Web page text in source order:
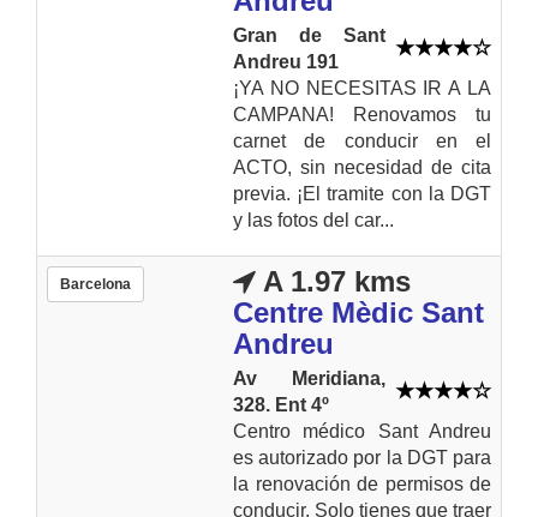
Gran de Sant
Andreu 191
¡YA NO NECESITAS IR A LA
CAMPANA! Renovamos tu
carnet de conducir en el
ACTO, sin necesidad de cita
previa. ¡El tramite con la DGT
y las fotos del car...
Barcelona
A 1.97 kms
Centre Mèdic Sant
Andreu
Av Meridiana,
328. Ent 4º
Centro médico Sant Andreu
es autorizado por la DGT para
la renovación de permisos de
conducir. Solo tienes que traer